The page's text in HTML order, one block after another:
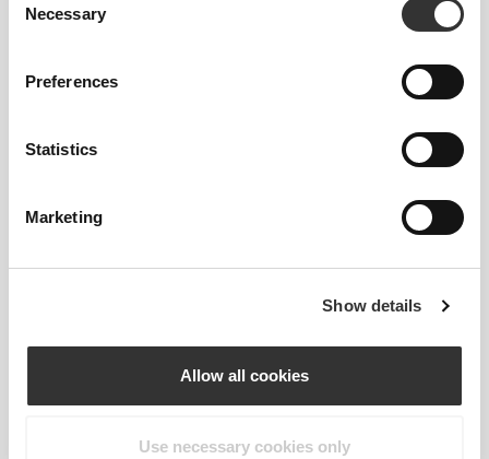
Selection
Necessary
Preferences
Statistics
Marketing
Show details
Allow all cookies
Use necessary cookies only
RevoKnit
είναι μια προηγμένη τεχνολογία
δημιουργεί ενδύματα υψηλής απόδοσης, σαν
μεγαλύτερη άνεση και είναι καλύτερο για το
ΤΕΧΝΟΛΟΓΊΑ ΙΝΏΝ